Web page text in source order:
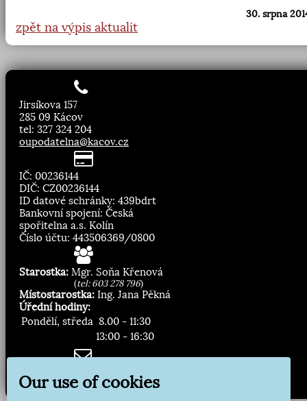
30. srpna
zpět na výpis aktualit
Jirsíkova 157
285 09 Kácov
tel: 327 324 204
oupodatelna@kacov.cz
IČ: 00236144
DIČ: CZ00236144
ID datové schránky: 439bdrt
Bankovní spojení: Česká
spořitelna a.s. Kolín
Číslo účtu: 443506369/0800
Starostka: Mgr. Soňa Křenová
(tel: 603 278 796)
Místostarostka: Ing. Jana Pěkná
Úřední hodiny:
Pondělí, středa 8.00 - 11:30
13:00 - 16:30
Zasílání novinek:
Přihlásit odběr
Our use of cookies